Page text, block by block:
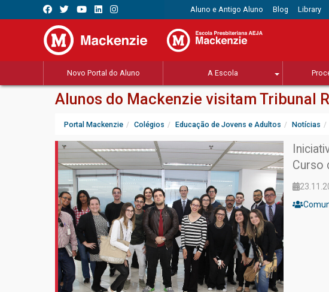
Aluno e Antigo Aluno Blog Library
Novo Portal do Aluno A Escola
Alunos do Mackenzie visitam Tribunal
Portal Mackenzie Colégios Educação de Jovens e Adultos Notícias
Curso